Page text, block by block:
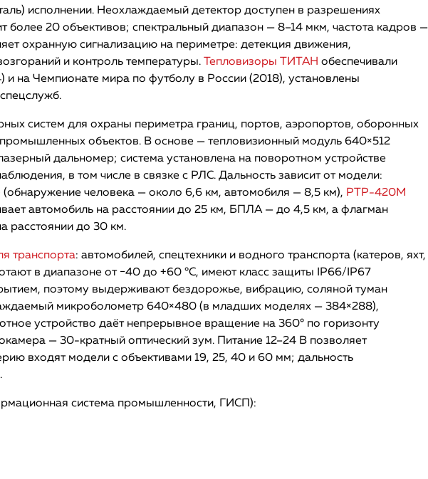
исполнении. Неохлаждаемый детектор доступен в разрешениях
более 20 объективов; спектральный диапазон — 8–14 мкм, частота кадров —
охранную сигнализацию на периметре: детекция движения,
и контроль температуры.
Тепловизоры ТИТАН обеспечивали
и на Чемпионате мира по футболу в России (2018), установлены
систем для охраны периметра границ, портов, аэропортов, оборонных
объектов. В основе — тепловизионный модуль 640×512
дальномер; система установлена на поворотном устройстве
в том числе в связке с РЛС. Дальность зависит от модели:
(обнаружение человека — около 6,6 км, автомобиля — 8,5 км), РТР-420М
автомобиль на расстоянии до 25 км, БПЛА — до 4,5 км, а флагман
расстоянии до 30 км.
транспорта: автомобилей, спецтехники и водного транспорта (катеров, яхт,
в диапазоне от −40 до +60 °C, имеют класс защиты IP66/IP67
поэтому выдерживают бездорожье, вибрацию, соляной туман
микроболометр 640×480 (в младших моделях — 384×288),
устройство даёт непрерывное вращение на 360° по горизонту
— 30-кратный оптический зум. Питание 12–24 В позволяет
входят модели с объективами 19, 25, 40 и 60 мм; дальность
система промышленности, ГИСП):